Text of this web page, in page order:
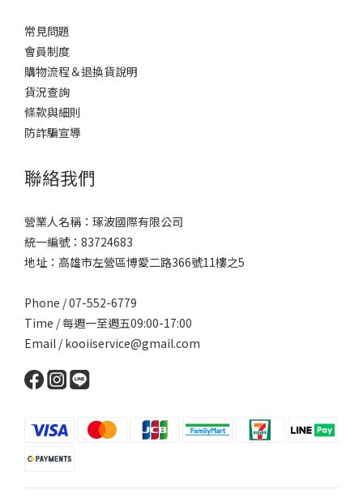
常見問題
會員制度
購物流程＆退換貨說明
貨況查詢
條款與細則
防詐騙宣導
聯絡我們
營業人名稱：琢波國際有限公司
統一編號：83724683
地址：高雄市左營區博愛二路366號11樓之5
Phone / 07-552-6779
Time / 每週一至週五09:00-17:00
Email /kooiiservice@gmail.com